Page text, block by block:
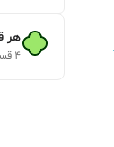
هر
۴ قسط ماهانه. بدون سود، چک و ضامن.